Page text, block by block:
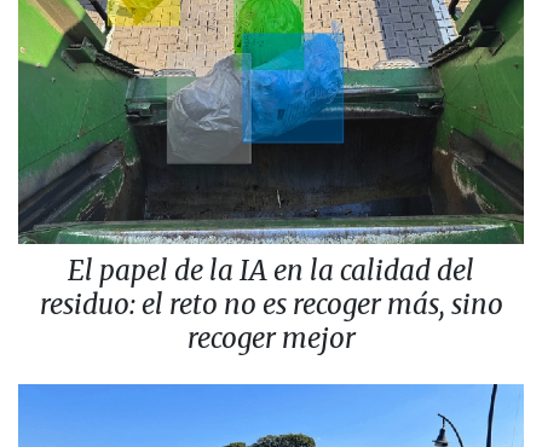
El papel de la IA en la calidad del
residuo: el reto no es recoger más, sino
recoger mejor